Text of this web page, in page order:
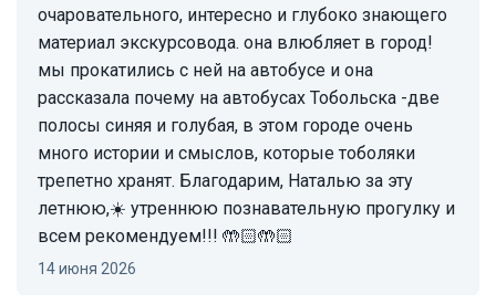
очаровательного, интересно и глубоко знающего
материал экскурсовода. она влюбляет в город!
мы прокатились с ней на автобусе и она
рассказала почему на автобусах Тобольска -две
полосы синяя и голубая, в этом городе очень
много истории и смыслов, которые тоболяки
трепетно хранят. Благодарим, Наталью за эту
летнюю,☀️ утреннюю познавательную прогулку и
всем рекомендуем!!! 🤲🏻🤲🏻
14 июня 2026